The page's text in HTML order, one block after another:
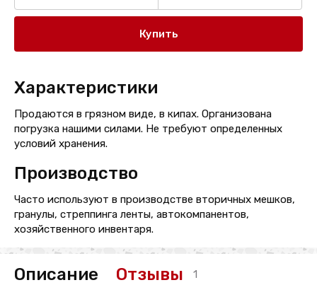
Купить
Характеристики
Продаются в грязном виде, в кипах. Организована
погрузка нашими силами. Не требуют определенных
условий хранения.
Производство
Часто используют в производстве вторичных мешков,
гранулы, стреппинга ленты, автокомпанентов,
хозяйственного инвентаря.
Описание Отзывы 1